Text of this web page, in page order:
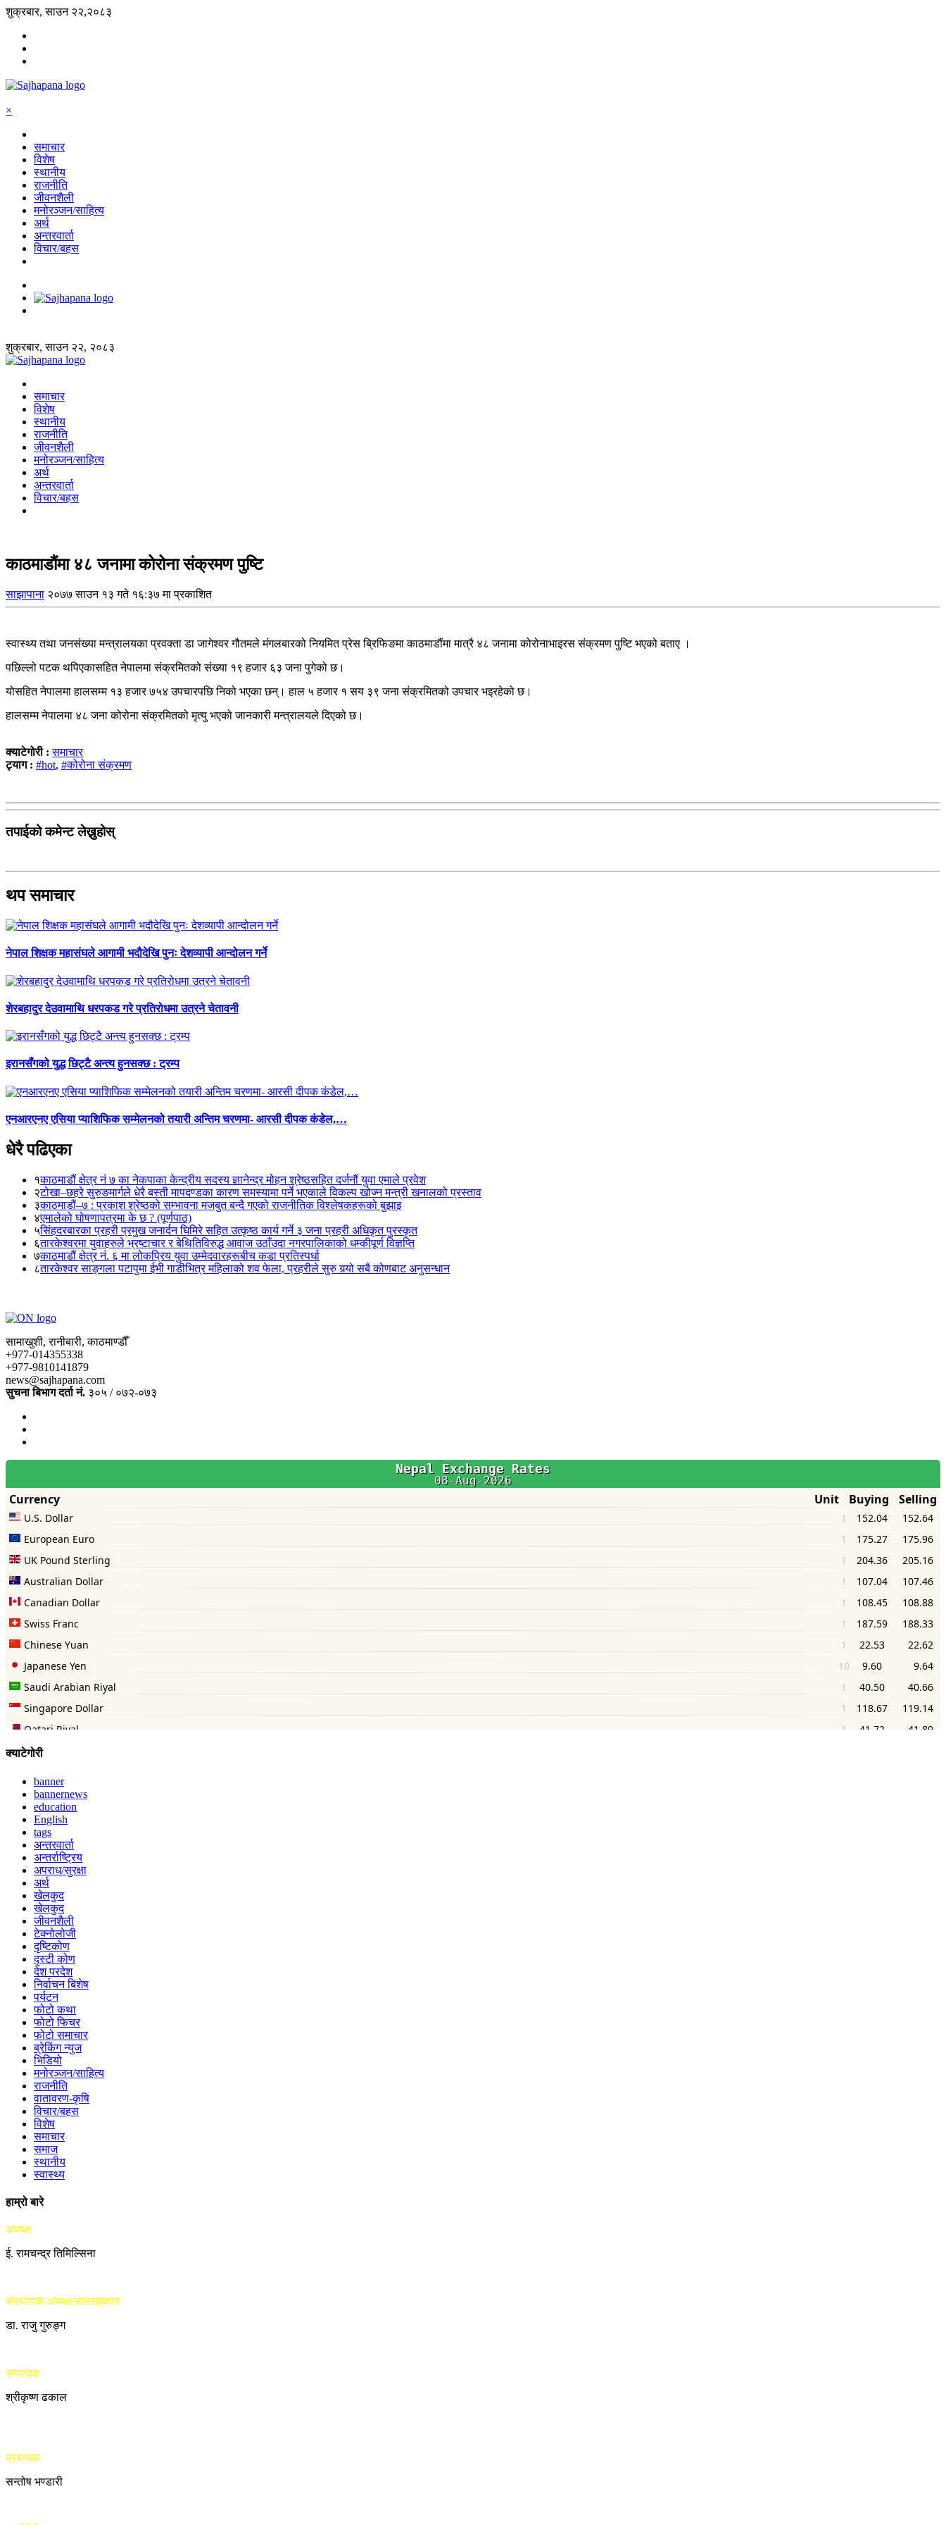
शुक्रबार, साउन २२,२०८३
×
समाचार
विशेष
स्थानीय
राजनीति
जीवनशैली
मनोरञ्जन/साहित्य
अर्थ
अन्तरवार्ता
विचार/बहस
शुक्रबार, साउन २२, २०८३
समाचार
विशेष
स्थानीय
राजनीति
जीवनशैली
मनोरञ्जन/साहित्य
अर्थ
अन्तरवार्ता
विचार/बहस
काठमाडौंमा ४८ जनामा कोरोना संक्रमण पुष्टि
साझापाना २०७७ साउन १३ गते १६:३७ मा प्रकाशित
स्वास्थ्य तथा जनसंख्या मन्त्रालयका प्रवक्ता डा जागेश्वर गौतमले मंगलबारको नियमित प्रेस ब्रिफिङमा काठमाडौंमा मात्रै ४८ जनामा कोरोनाभाइरस संक्रमण पुष्टि भएको बताए ।
पछिल्लो पटक थपिएकासहित नेपालमा संक्रमितको संख्या १९ हजार ६३ जना पुगेको छ।
योसहित नेपालमा हालसम्म १३ हजार ७५४ उपचारपछि निको भएका छन्। हाल ५ हजार १ सय ३९ जना संक्रमितको उपचार भइरहेको छ।
हालसम्म नेपालमा ४८ जना कोरोना संक्रमितको मृत्यु भएको जानकारी मन्त्रालयले दिएको छ।
क्याटेगोरी :समाचार
ट्याग : #hot, #कोरोना संक्रमण
तपाईको कमेन्ट लेख्नुहोस्
थप समाचार
नेपाल शिक्षक महासंघले आगामी भदौदेखि पुनः देशव्यापी आन्दोलन गर्ने
शेरबहादुर देउवामाथि धरपकड गरे प्रतिरोधमा उत्रने चेतावनी
इरानसँगको युद्ध छिट्टै अन्त्य हुनसक्छ : ट्रम्प
एनआरएनए एसिया प्याशिफिक सम्मेलनको तयारी अन्तिम चरणमा- आरसी दीपक कंडेल,…
धेरै पढिएका
१काठमाडौं क्षेत्र नं ७ का नेकपाका केन्द्रीय सदस्य ज्ञानेन्द्र मोहन श्रेष्ठसहित दर्जनौं युवा एमाले प्रवेश
२टोखा–छहरे सुरुङमार्गले धेरै बस्ती मापदण्डका कारण समस्यामा पर्ने भएकाले विकल्प खोज्न मन्त्री खनालको प्रस्ताव
३काठमाडौं–७ : प्रकाश श्रेष्ठको सम्भावना मजबुत बन्दै गएको राजनीतिक विश्लेषकहरूको बुझाइ
४एमालेको घोषणापत्रमा के छ ? (पूर्णपाठ)
५सिंहदरबारका प्रहरी प्रमुख जनार्दन घिमिरे सहित उत्कृष्ठ कार्य गर्ने ३ जना प्रहरी अधिकृत पुरस्कृत
६तारकेश्वरमा युवाहरुले भ्रष्टाचार र बेथितिविरुद्ध आवाज उठाँउदा नगरपालिकाको धम्कीपूर्ण विज्ञप्ति
७काठमाडौं क्षेत्र नं. ६ मा लोकप्रिय युवा उम्मेदवारहरूबीच कडा प्रतिस्पर्धा
८तारकेश्वर साङ्गला पटापुमा ईभी गाडीभित्र महिलाको शव फेला, प्रहरीले सुरु गर्‍यो सबै कोणबाट अनुसन्धान
सामाखुशी, रानीबारी, काठमाण्डौँ
+977-014355338
+977-9810141879
news@sajhapana.com
सुचना बिभाग दर्ता नं. ३०५ / ०७२-०७३
क्याटेगोरी
banner
bannernews
education
English
tags
अन्तरवार्ता
अन्तर्राष्ट्रिय
अपराध/सुरक्षा
अर्थ
खेलकुद
खेलकुद
जीवनशैली
टेक्नोलोजी
दृष्टिकोण
दृस्टी कोण
देश परदेश
निर्वाचन बिशेष
पर्यटन
फोटो कथा
फोटो फिचर
फोटो समाचार
ब्रेकिंग न्युज
भिडियो
मनोरञ्जन/साहित्य
राजनीति
वातावरण-कृषि
विचार/बहस
विशेष
समाचार
समाज
स्थानीय
स्वास्थ्य
हाम्रो बारे
अध्यक्ष
ई. रामचन्द्र तिमिल्सिना
संस्थापक अध्यक्ष/सल्लाहकार
डा. राजु गुरुङ्ग
सम्पादक
श्रीकृष्ण ढकाल
प्रबन्धक
सन्तोष भण्डारी